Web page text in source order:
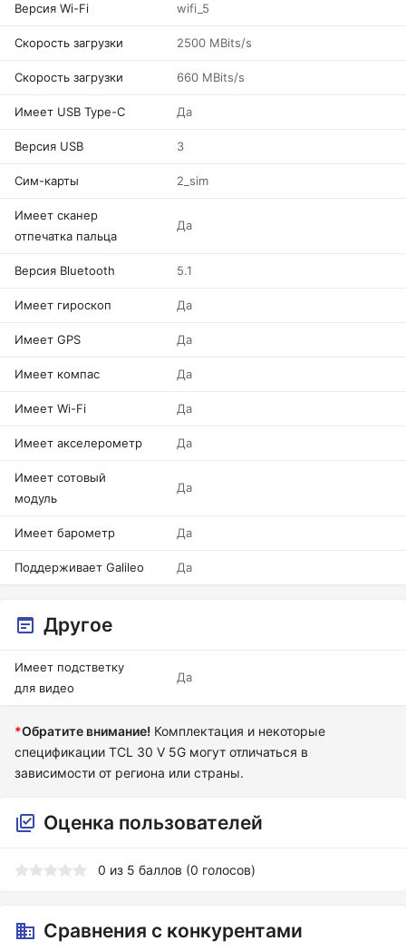
Версия Wi-Fi wifi_5
Скорость загрузки 2500 MBits/s
Скорость загрузки 660 MBits/s
Имеет USB Type-C Да
Версия USB 3
Сим-карты 2_sim
Имеет сканер
отпечатка пальца
Да
Версия Bluetooth 5.1
Имеет гироскоп Да
Имеет GPS Да
Имеет компас Да
Имеет Wi-Fi Да
Имеет акселерометр Да
Имеет сотовый
модуль
Да
Имеет барометр Да
Поддерживает Galileo Да
Другое
Имеет подстветку
для видео
Да
*Обратите внимание! Комплектация и некоторые
спецификации TCL 30 V 5G могут отличаться в
зависимости от региона или страны.
Оценка пользователей
0 из 5 баллов (0 голосов)
Сравнения с конкурентами